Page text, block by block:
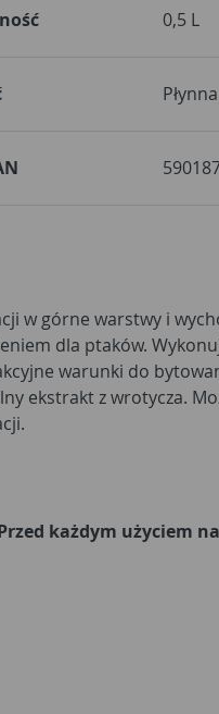
0,5 L
Płynna
każdym użyciem